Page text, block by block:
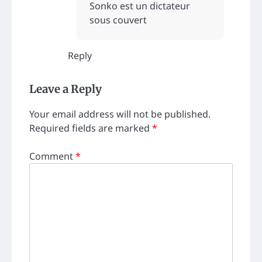
Sonko est un dictateur
sous couvert
Reply
Leave a Reply
Your email address will not be published.
Required fields are marked *
Comment*